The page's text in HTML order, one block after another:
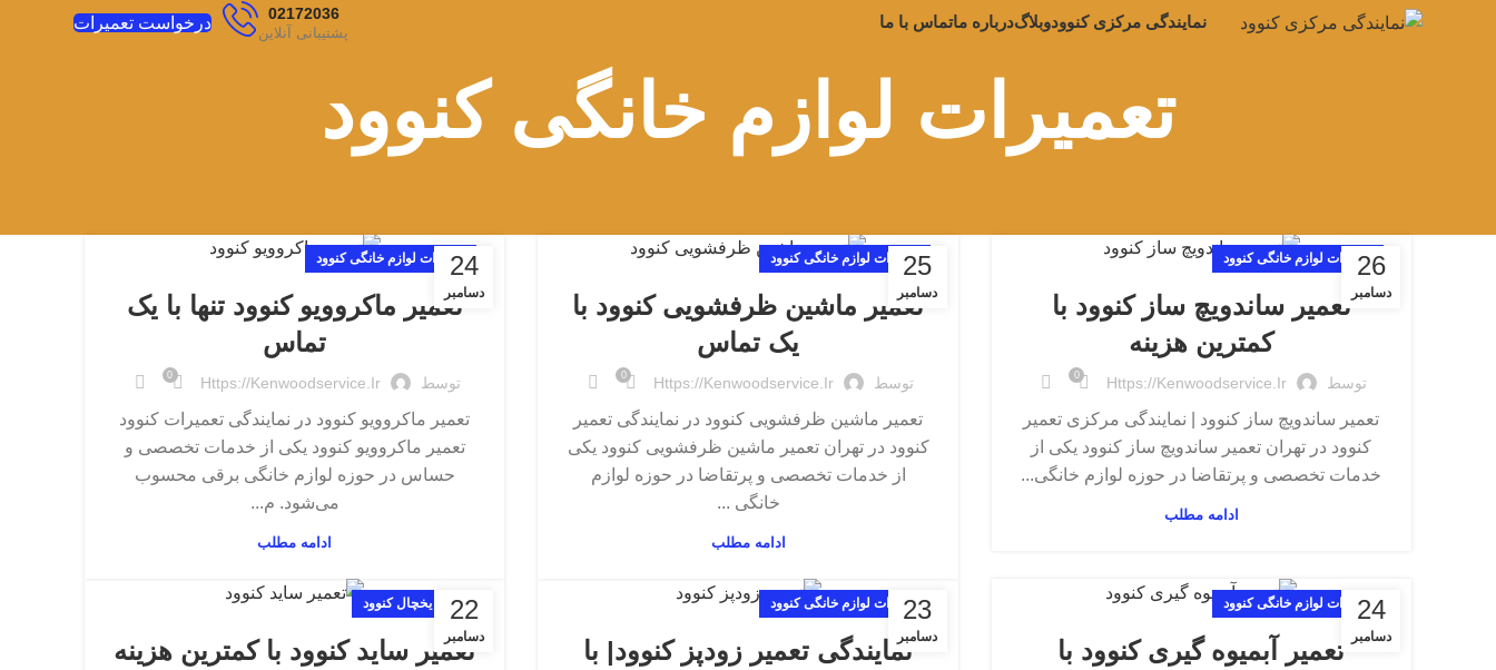
نمایندگی مرکزی کنوودوبلاگدرباره ماتماس با ما 02172036
پشتیبانی آنلاین
درخواست تعمیرات
تعمیرات لوازم خانگی کنوود
26
دسامبر
تعمیرات لوازم خانگی کنوود
تعمیر ساندویچ ساز کنوود با
کمترین هزینه
توسط Https://kenwoodservice.ir
0
تعمیر ساندویچ ساز کنوود | نمایندگی مرکزی تعمیر
کنوود در تهران تعمیر ساندویچ ساز کنوود یکی از
خدمات تخصصی و پرتقاضا در حوزه لوازم خانگی...
ادامه مطلب
25
دسامبر
تعمیرات لوازم خانگی کنوود
تعمیر ماشین ظرفشویی کنوود با
یک تماس
توسط Https://kenwoodservice.ir
0
تعمیر ماشین ظرفشویی کنوود در نمایندگی تعمیر
کنوود در تهران تعمیر ماشین ظرفشویی کنوود یکی
از خدمات تخصصی و پرتقاضا در حوزه لوازم
خانگی ...
ادامه مطلب
24
دسامبر
تعمیرات لوازم خانگی کنوود
تعمیر ماکروویو کنوود تنها با یک
تماس
توسط Https://kenwoodservice.ir
0
تعمیر ماکروویو کنوود در نمایندگی تعمیرات کنوود
تعمیر ماکروویو کنوود یکی از خدمات تخصصی و
حساس در حوزه لوازم خانگی برقی محسوب
می‌شود. م...
ادامه مطلب
24
دسامبر
تعمیرات لوازم خانگی کنوود
تعمیر آبمیوه گیری کنوود با
23
دسامبر
تعمیرات لوازم خانگی کنوود
نمایندگی تعمیر زودپز کنوود| با
22
دسامبر
تعمیر یخچال کنوود
تعمیر ساید کنوود با کمترین هزینه